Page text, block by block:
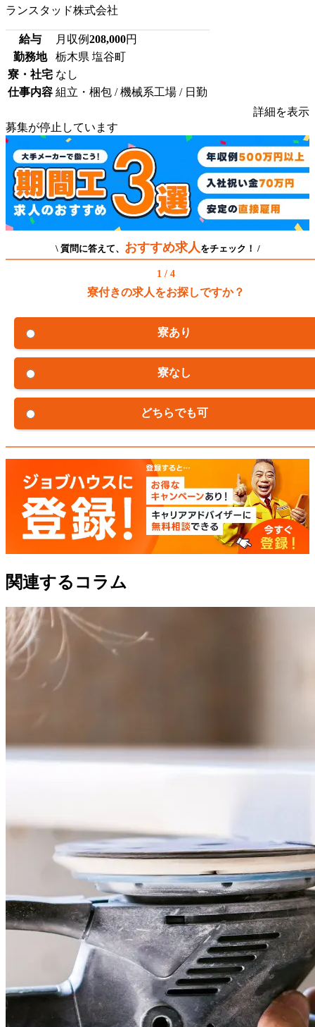
ランスタッド株式会社
給与 月収例208,000円
勤務地
栃木県 塩谷町
寮・社宅 なし
仕事内容 組立・梱包 / 機械系工場 / 日勤
詳細を表示
募集が停止しています
\ 質問に答えて、 おすすめ求人 をチェック！ /
1 / 4
寮付きの求人をお探しですか？
寮あり
寮なし
どちらでも可
関連するコラム